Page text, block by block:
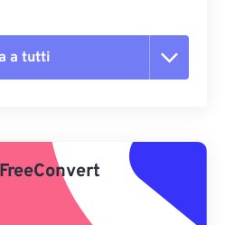
a tutti
FreeConvert